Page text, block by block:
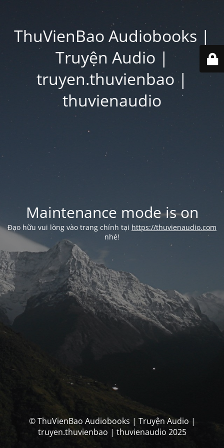
ThuVienBao Audiobooks |
Truyện Audio |
truyen.thuvienbao |
thuvienaudio
Maintenance mode is on
Đạo hữu vui lòng vào trang chính tại https://thuvienaudio.com
nhé!
© ThuVienBao Audiobooks | Truyện Audio |
truyen.thuvienbao | thuvienaudio 2025